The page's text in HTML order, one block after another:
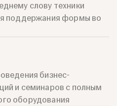
слову техники
поддержания формы во
бизнес-
и семинаров с полным
оборудования